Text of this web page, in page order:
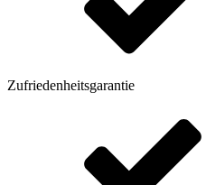
Zufriedenheitsgarantie